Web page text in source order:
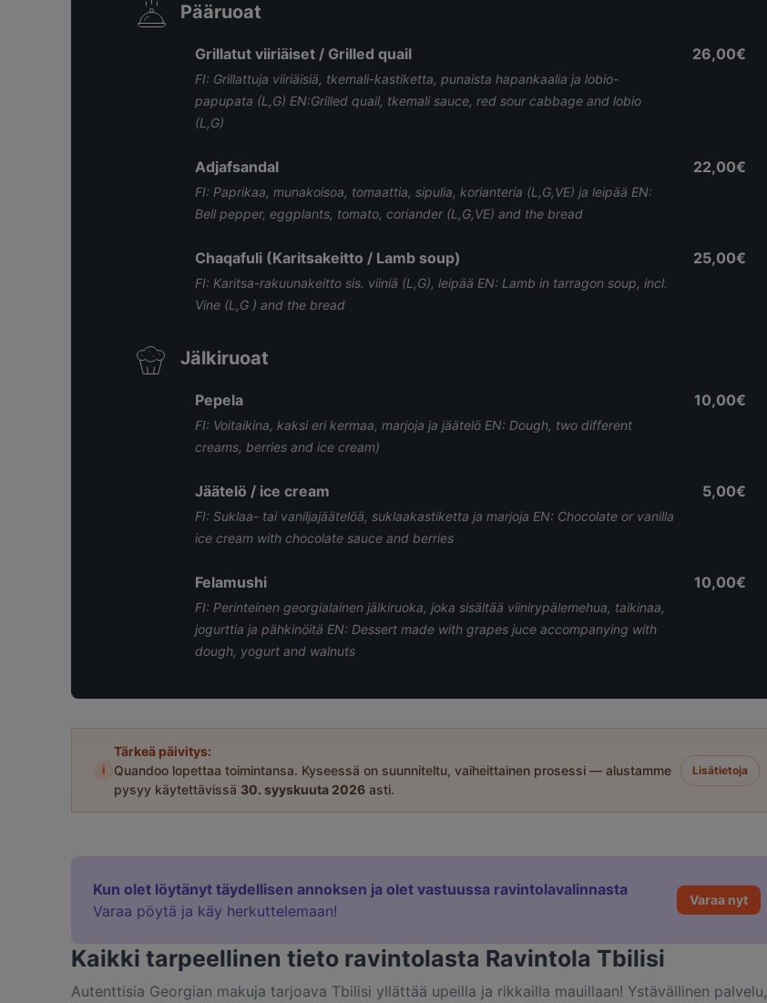
Pääruoat
Grillatut viiriäiset / Grilled quail
FI: Grillattuja viiriäisiä, tkemali-kastiketta, punaista hapankaalia ja lobio-
papupata (L,G) EN:Grilled quail, tkemali sauce, red sour cabbage and lobio
(L,G)
26,00€
Adjafsandal
FI: Paprikaa, munakoisoa, tomaattia, sipulia, korianteria (L,G,VE) ja leipää EN:
Bell pepper, eggplants, tomato, coriander (L,G,VE) and the bread
22,00€
Chaqafuli (Karitsakeitto / Lamb soup)
FI: Karitsa-rakuunakeitto sis. viiniä (L,G), leipää EN: Lamb in tarragon soup, incl.
Vine (L,G ) and the bread
25,00€
Jälkiruoat
Pepela
FI: Voitaikina, kaksi eri kermaa, marjoja ja jäätelö EN: Dough, two different
creams, berries and ice cream)
10,00€
Jäätelö / ice cream
FI: Suklaa- tai vaniljajäätelöä, suklaakastiketta ja marjoja EN: Chocolate or vanilla
ice cream with chocolate sauce and berries
5,00€
Felamushi
FI: Perinteinen georgialainen jälkiruoka, joka sisältää viinirypälemehua, taikinaa,
jogurttia ja pähkinöitä EN: Dessert made with grapes juce accompanying with
dough, yogurt and walnuts
10,00€
i
Tärkeä päivitys:
Quandoo lopettaa toimintansa. Kyseessä on suunniteltu, vaiheittainen prosessi — alustamme
pysyy käytettävissä 30. syyskuuta 2026 asti.
Lisätietoja
Kun olet löytänyt täydellisen annoksen ja olet vastuussa ravintolavalinnasta
Varaa pöytä ja käy herkuttelemaan!
Varaa nyt
Kaikki tarpeellinen tieto ravintolasta Ravintola Tbilisi
Autenttisia Georgian makuja tarjoava Tbilisi yllättää upeilla ja rikkailla mauillaan! Ystävällinen palvelu,